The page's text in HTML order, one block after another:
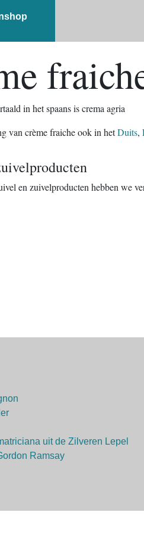
in het spaans is crema agria
van crème fraiche ook in hetDuits,
en zuivelproducten hebben we
uit de Zilveren Lepel
Ramsay